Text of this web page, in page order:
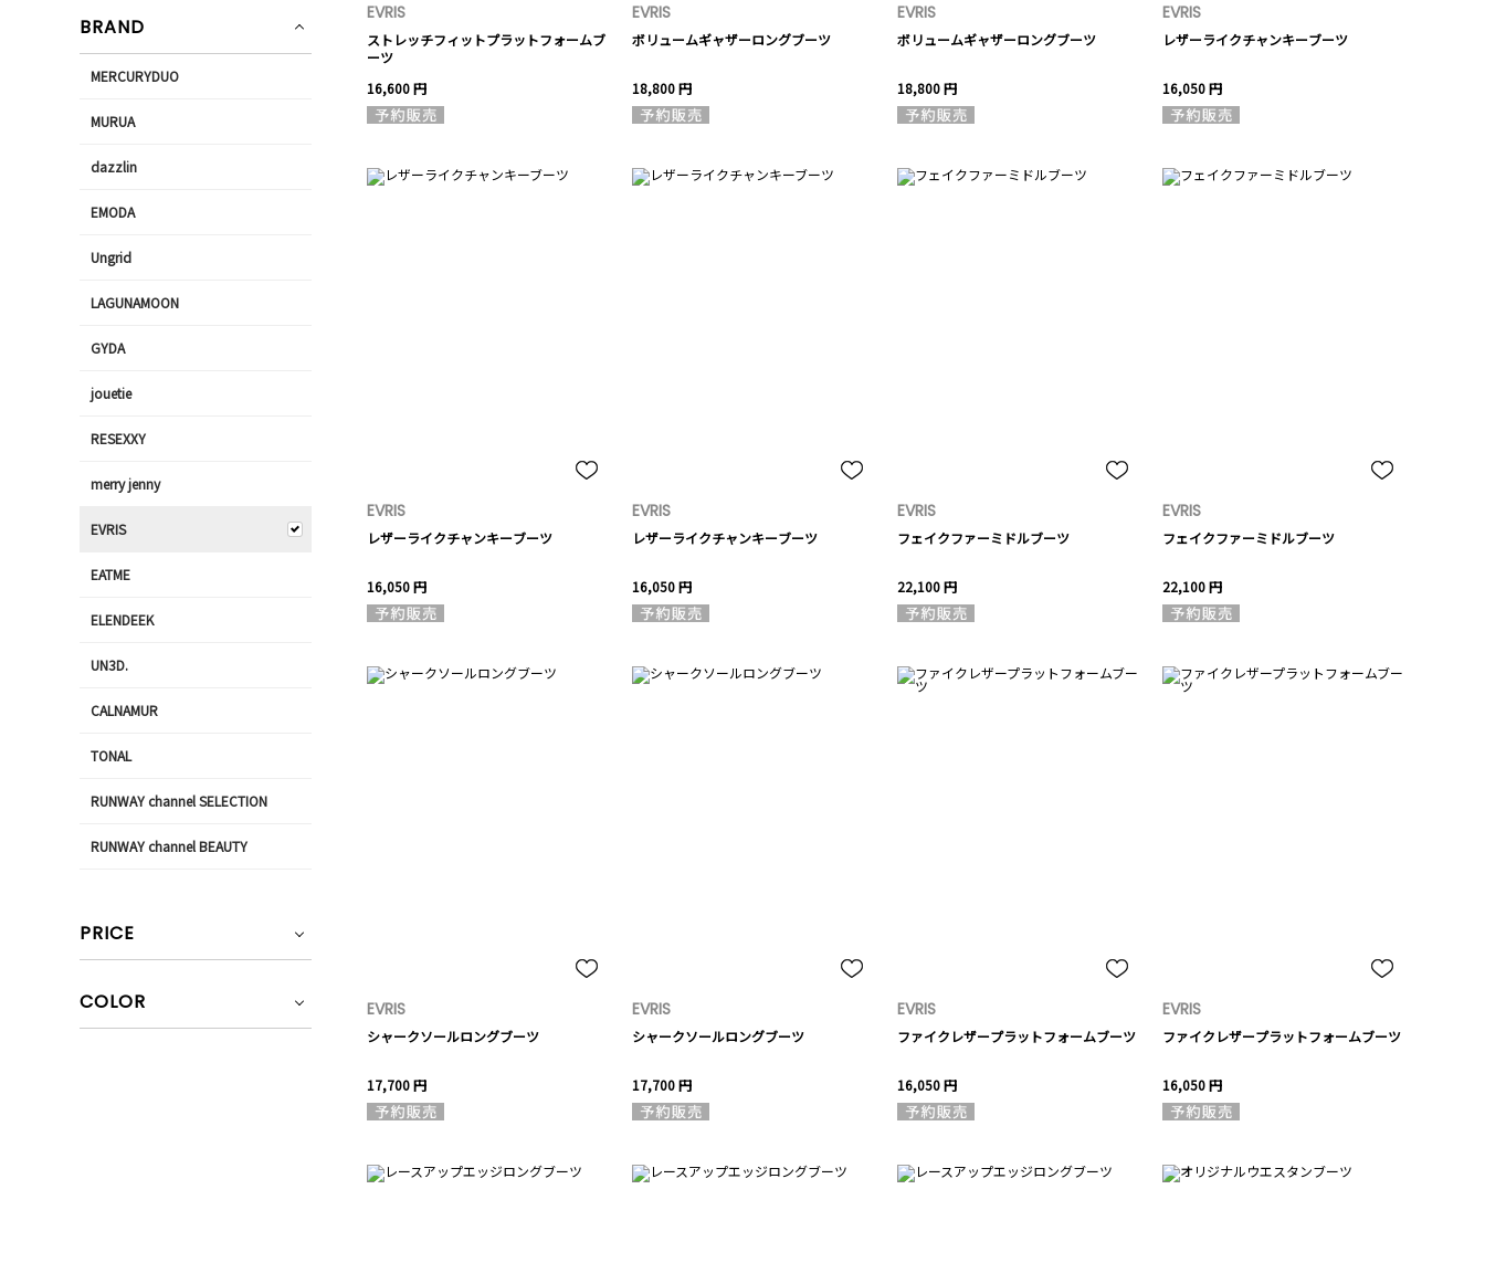
EVRIS
ストレッチフィットプラットフォームブ
ーツ
16,600 円
EVRIS
ボリュームギャザーロングブーツ
18,800 円
EVRIS
ボリュームギャザーロングブーツ
18,800 円
EVRIS
レザーライクチャンキーブーツ
16,050 円
EVRIS
レザーライクチャンキーブーツ
16,050 円
EVRIS
レザーライクチャンキーブーツ
16,050 円
EVRIS
フェイクファーミドルブーツ
22,100 円
EVRIS
フェイクファーミドルブーツ
22,100 円
EVRIS
シャークソールロングブーツ
17,700 円
EVRIS
シャークソールロングブーツ
17,700 円
EVRIS
ファイクレザープラットフォームブーツ
16,050 円
EVRIS
ファイクレザープラットフォームブーツ
16,050 円
BRAND
MERCURYDUO
MURUA
dazzlin
EMODA
Ungrid
LAGUNAMOON
GYDA
jouetie
RESEXXY
merry jenny
EVRIS
EATME
ELENDEEK
UN3D.
CALNAMUR
TONAL
RUNWAY channel SELECTION
RUNWAY channel BEAUTY
PRICE
COLOR